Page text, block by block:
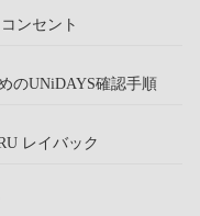
ンセント
のUNiDAYS確認手順
レイバック